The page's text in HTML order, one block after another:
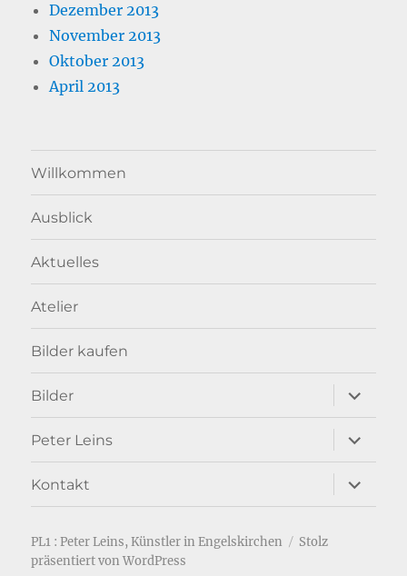
Dezember 2013
November 2013
Oktober 2013
April 2013
Willkommen
Ausblick
Aktuelles
Atelier
Bilder kaufen
Bilder
anzeigen
Peter Leins
anzeigen
Kontakt
anzeigen
PL1 : Peter Leins, Künstler in Engelskirchen
Stolz
präsentiert von WordPress